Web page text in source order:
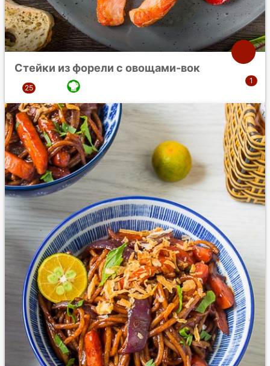
Стейки из форели с овощами-вок